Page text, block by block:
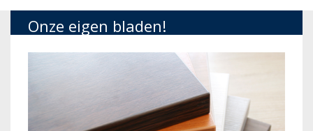
Onze eigen bladen!